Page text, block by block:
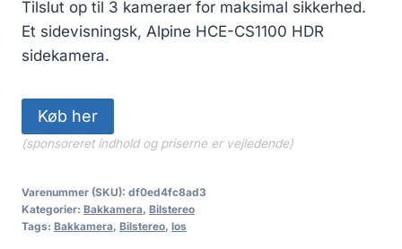
Tilslut op til 3 kameraer for maksimal sikkerhed.
Et sidevisningsk, Alpine HCE-CS1100 HDR
sidekamera.
Køb her
(sponsoreret indhold og priserne er vejledende)
Varenummer (SKU): df0ed4fc8ad3
Kategorier: Bakkamera, Bilstereo
Tags: Bakkamera, Bilstereo, los